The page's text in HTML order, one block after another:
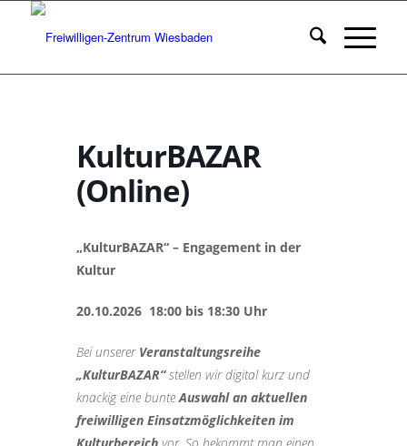
KulturBAZAR
(Online)
„KulturBAZAR“ – Engagement in der
Kultur
20.10.2026 18:00 bis 18:30 Uhr
Bei unserer Veranstaltungsreihe
„KulturBAZAR“stellen wir digital kurz und
knackig eine bunteAuswahl an aktuellen
freiwilligen Einsatzmöglichkeiten im